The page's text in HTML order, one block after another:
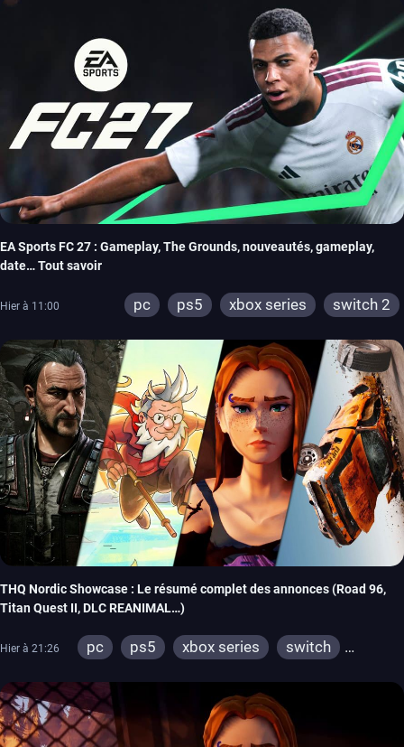
EA Sports FC 27 : Gameplay, The Grounds, nouveautés, gameplay,
date… Tout savoir
Hier à 11:00 pc ps5 xbox series switch 2
THQ Nordic Showcase : Le résumé complet des annonces (Road 96,
Titan Quest II, DLC REANIMAL…)
Hier à 21:26 pc ps5 xbox series
switch